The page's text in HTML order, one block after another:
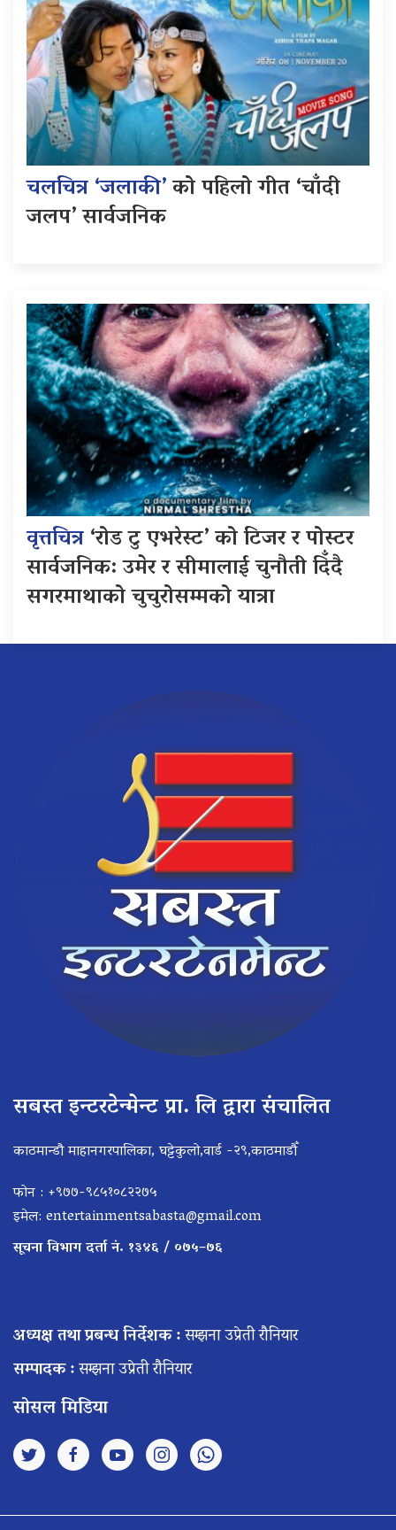
चलचित्र ‘जलाकी’को पहिलो गीत ‘चाँदी
जलप’ सार्वजनिक
वृत्तचित्र‘रोड टु एभरेस्ट’ को टिजर र पोस्टर
सार्वजनिक: उमेर र सीमालाई चुनौती दिँदै
सगरमाथाको चुचुरोसम्मको यात्रा
सबस्त इन्टरटेन्मेन्ट प्रा. लि द्वारा संचालित
काठमान्डौ माहानगरपालिका, घट्टेकुलो,वार्ड -२९,काठमाडौँ
फोन : +९७७-९८५१०८२२७५
इमेल: entertainmentsabasta@gmail.com
सूचना विभाग दर्ता नं. १३४६ / ०७५–७६
अध्यक्ष तथा प्रबन्ध निर्देशक :सम्झना उप्रेती रौनियार
सम्पादक :सम्झना उप्रेती रौनियार
सोसल मिडिया